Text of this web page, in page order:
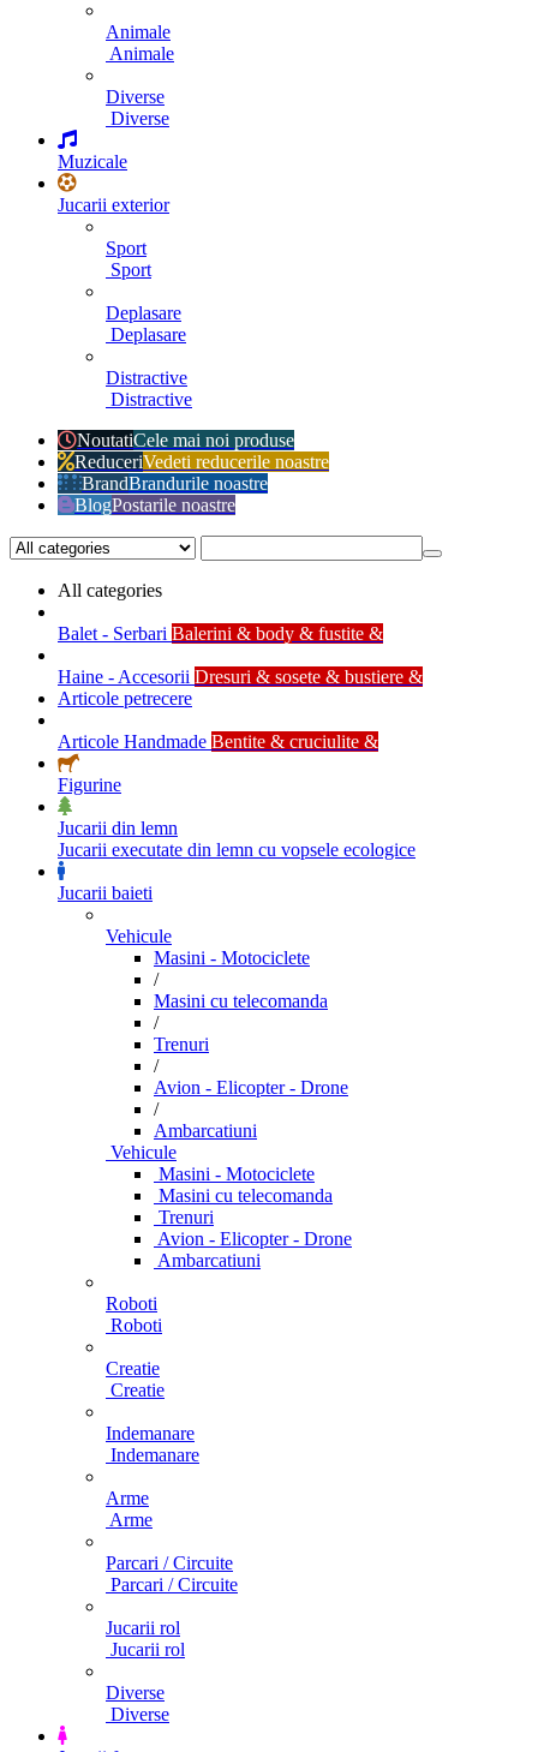
Animale
Animale
Diverse
Diverse
Muzicale
Jucarii exterior
Sport
Sport
Deplasare
Deplasare
Distractive
Distractive
NoutatiCele mai noi produse
ReduceriVedeti reducerile noastre
BrandBrandurile noastre
BlogPostarile noastre
All categories
Balet - Serbari Balerini & body & fustite &
Haine - Accesorii Dresuri & sosete & bustiere &
Articole petrecere
Articole Handmade Bentite & cruciulite &
Figurine
Jucarii din lemn
Jucarii executate din lemn cu vopsele ecologice
Jucarii baieti
Vehicule
Masini - Motociclete
/
Masini cu telecomanda
/
Trenuri
/
Avion - Elicopter - Drone
/
Ambarcatiuni
Vehicule
Masini - Motociclete
Masini cu telecomanda
Trenuri
Avion - Elicopter - Drone
Ambarcatiuni
Roboti
Roboti
Creatie
Creatie
Indemanare
Indemanare
Arme
Arme
Parcari / Circuite
Parcari / Circuite
Jucarii rol
Jucarii rol
Diverse
Diverse